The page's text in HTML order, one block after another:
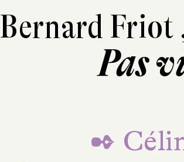
Bernard Friot
Pas
✒